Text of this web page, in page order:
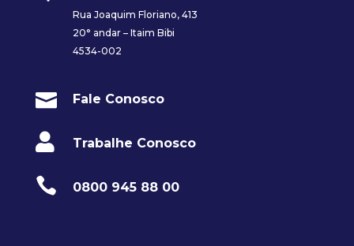
Rua Joaquim Floriano, 413
20° andar – Itaim Bibi
4534-002
 Fale Conosco
 Trabalhe Conosco
 0800 945 88 00